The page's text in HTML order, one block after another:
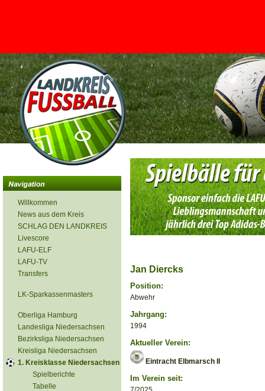
<
Willkommen
News aus dem Kreis
SCHLAG DEN LANDKREIS
Livescore
LAFU-ELF
LAFU-TV
Transfers
LK-Sparkassenmasters
Oberliga Hamburg
Landesliga Niedersachsen
Bezirksliga Niedersachsen
Kreisliga Niedersachsen
1. Kreisklasse Niedersachsen
Spielberichte
Tabelle
Jan Diercks
Position:
Abwehr
Jahrgang:
1994
Aktueller Verein:
Eintracht Elbmarsch II
Im Verein seit: